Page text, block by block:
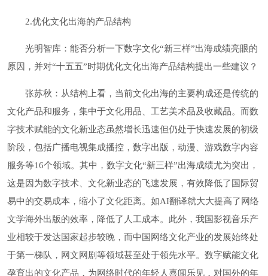
2.优化文化出海的产品结构
光明智库：能否分析一下数字文化“新三样”出海成绩亮眼的
原因，并对“十五五”时期优化文化出海产品结构提出一些建议？
张苏秋：从结构上看，当前文化出海的主要构成还是传统的
文化产品和服务，集中于文化用品、工艺美术品及收藏品。而数
字技术赋能的文化新业态虽然增长迅速但仍处于快速发展的初级
阶段，包括广播电视集成播控，数字出版，动漫、游戏数字内容
服务等16个领域。其中，数字文化“新三样”出海成绩尤为突出，
这是因为数字技术、文化新业态的飞速发展，有效降低了国际贸
易中的交易成本，缩小了文化距离。如AI翻译就大大提高了网络
文学海外出版的效率，降低了人工成本。此外，我国影视音乐产
业相较于发达国家起步较晚，而中国网络文化产业的发展始终处
于第一梯队，网文网剧等领域甚至处于领先水平。数字赋能文化
孕育出的文化产品，为网络时代的年轻人喜闻乐见，对国外的年